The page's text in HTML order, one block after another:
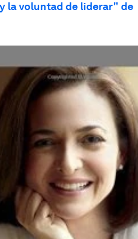
la voluntad de liderar" de